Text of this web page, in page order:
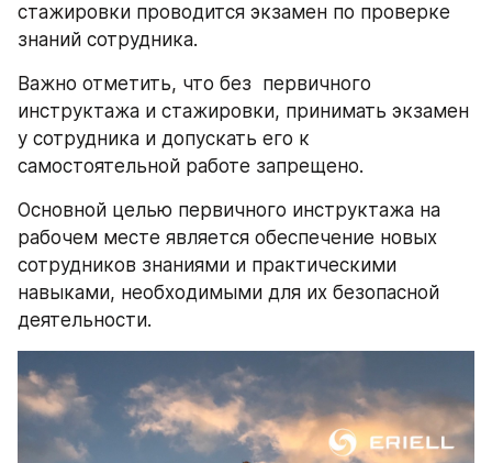
стажировки проводится экзамен по проверке
знаний сотрудника.
Важно отметить, что без  первичного
инструктажа и стажировки, принимать экзамен
у сотрудника и допускать его к
самостоятельной работе запрещено.
Основной целью первичного инструктажа на
рабочем месте является обеспечение новых
сотрудников знаниями и практическими
навыками, необходимыми для их безопасной
деятельности.